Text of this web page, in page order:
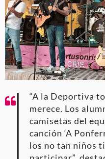
“A la Deportiva
merece. Los
camisetas del
canción ‘A
los no tan niños